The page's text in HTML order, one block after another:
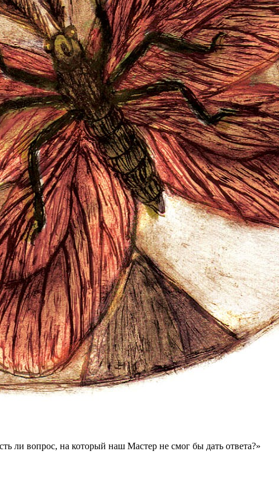
ли вопрос, на который наш Мастер не смог бы дать ответа?»